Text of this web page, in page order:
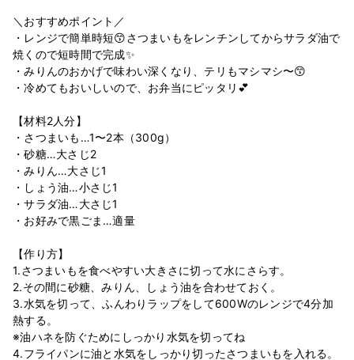
＼おすすめポイント／
・レンジで簡単時短😙さつまいもをレンチンしてからサラダ油で
焼くので短時間で完成✨
・みりんのおかげで味わい深くなり、テリもマシマシ〜😙
・冷めてもおいしいので、お弁当にピッタリ💕
【材料2人分】
・さつまいも…1〜2本（300g）
・砂糖…大さじ2
・みりん…大さじ1
・しょう油…小さじ1
・サラダ油…大さじ1
・お好みで黒ごま…適量
【作り方】
1.さつまいもを食べやすい大きさに切って水にさらす。
2.その間に砂糖、みりん、しょう油を合わせておく。
3.水気を切って、ふんわりラップをして600Wのレンジで4分加
熱する。
※油ハネを防ぐためにしっかり水気を切ってね
4.フライパンに油と水気をしっかり切ったさつまいもを入れる。